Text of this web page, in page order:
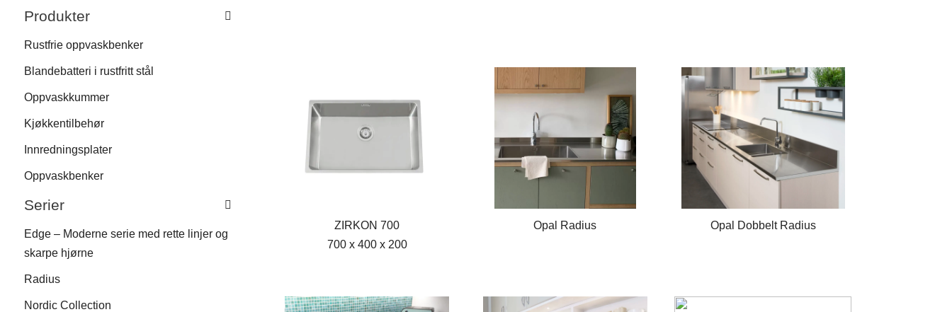
Produkter
Rustfrie oppvaskbenker
Blandebatteri i rustfritt stål
Oppvaskkummer
Kjøkkentilbehør
Innredningsplater
Oppvaskbenker
Serier
Edge – Moderne serie med rette linjer og
skarpe hjørne
Radius
Nordic Collection
ZIRKON 700
700 x 400 x 200
Opal Radius Opal Dobbelt Radius